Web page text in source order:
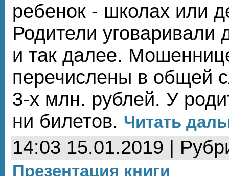
ребенок - школах или
Родители уговаривали
и так далее.
перечислены в общей
3-х млн. рублей. У
ни билетов. Читать
14:03 15.01.2019 |
Презентация книги